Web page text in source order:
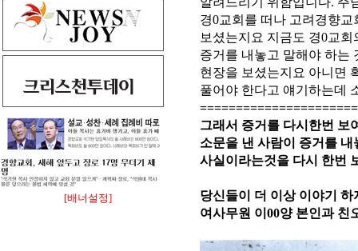
[배너설정]
경0교회를 떠나 고려경향
보셨는지요 지금도 경0교
증거를 내놓고 말해야 하는
현장을 보셨는지요 아니면
풀어야 한다고 얘기하는데
그래서 증거를 다시한번 보
소문을 낸 사람이 증거를
사실이라는것을 다시 한번
당신들이 더 이상 이야기
여사무원 이 00양 본인과 친